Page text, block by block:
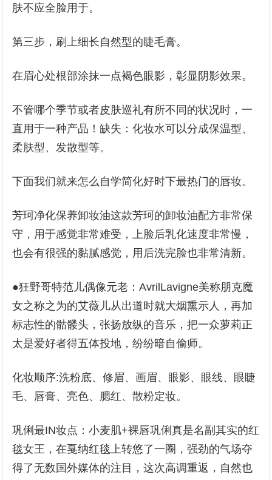
肤不应全脸用于。
第三步，刷上细长自然型的睫毛膏。
在眉心处根部涂抹一点褐色眼影，彰显阴影效果。
不管哪个季节或者皮肤巡礼有所不同的状况时，一
直用于一种产品！缺失：化妆水可以分成保温型、
柔肤型、发散型等。
下面我们就来怎么自学简化好时下最热门的唇妆。
芳珂净化保养卸妆油这款芳珂的卸妆油配方非常保
守，用于感觉非常难受，上脸后乳化速度非常慢，
也会有很强的黏腻感觉，用后洗完脸也非常清新。
●狂野哥特范儿偶像元老：AvrilLavigne美称朋克魔
女之称之为的艾薇儿从出道时就大烟熏示人，再加
标志性的骷髅头，张扬放纵的音乐，把一众萝莉正
太是爱好者得五体投地，纷纷暗自偷师。
化妆顺序:洗粉底、修眉、画眉、眼影、眼线、眼睫
毛、唇膏、亮色、腮红、散粉定妆。
巩俐最IN妆点：小麦肌+裸唇巩俐真是名副其实的红
毯女王，在戛纳红毯上转悠了一圈，强劲的气场夺
得了无数国外媒体的注目，这次高调重返，自然也